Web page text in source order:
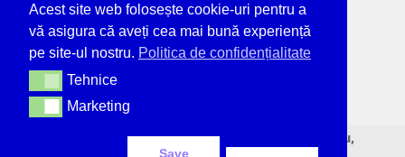
© Deșteptarea - unicul ziar tipărit din Bacău,
Acest site web folosește cookie-uri pentru a
vă asigura că aveți cea mai bună experiență
pe site-ul nostru. Politica de confidențialitate
TehniceTehnice
MarketingMarketing
Save